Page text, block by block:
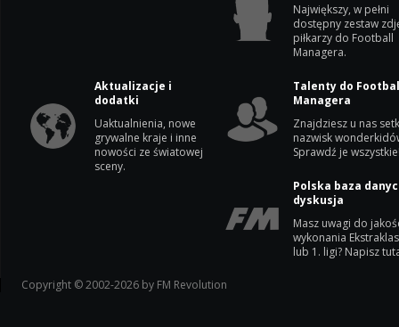
Największy, w pełni
dostępny zestaw
piłkarzy do Football
Managera.
Aktualizacje i
dodatki
Uaktualnienia, nowe
grywalne kraje i inne
nowości ze światowej
sceny.
Talenty do
Managera
Znajdziesz u nas
nazwisk
Sprawdź je
Polska baza
dyskusja
Masz uwagi do
wykonania
lub 1. ligi? Napisz
Copyright © 2002-2026 by FM Revolution